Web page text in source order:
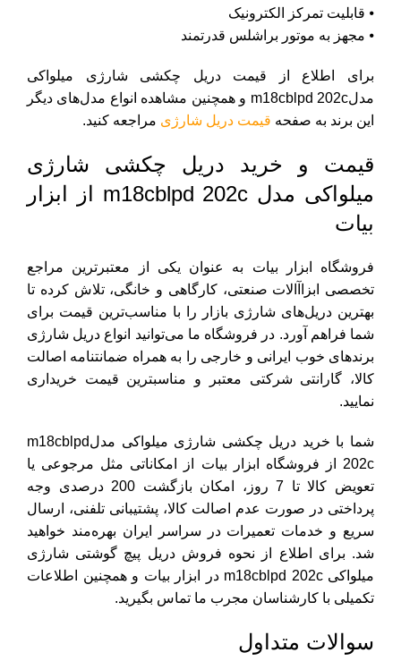
⦁ قابلیت تمرکز الکترونیک
⦁ مجهز به موتور براشلس قدرتمند
برای اطلاع از قیمت دریل چکشی شارژی میلواکی
مدلm18cblpd 202c و همچنین مشاهده انواع مدل­‌های دیگر
این برند به صفحه قیمت دریل شارژی مراجعه کنید.
قیمت و خرید دریل چکشی شارژی
میلواکی مدل m18cblpd 202c از ابزار
بیات
فروشگاه ابزار بیات به عنوان یکی از معتبرترین مراجع
تخصصی ابزاآالات صنعتی، کارگاهی و خانگی، تلاش کرده تا
بهترین دریل‌های شارژی بازار را با مناسب‌ترین قیمت برای
شما فراهم آورد. در فروشگاه ما می‌توانید انواع دریل شارژی‌
برندهای خوب ایرانی و خارجی را به همراه ضمانتنامه اصالت
کالا، گارانتی شرکتی معتبر و مناسبترین قیمت خریداری
نمایید.
شما با خرید دریل چکشی شارژی میلواکی مدلm18cblpd
202c از فروشگاه ابزار بیات از امکاناتی مثل مرجوعی یا
تعویض کالا تا 7 روز، امکان بازگشت 200 درصدی وجه
پرداختی در صورت عدم اصالت کالا، پشتیبانی تلفنی، ارسال
سریع و خدمات تعمیرات در سراسر ایران بهره‌مند خواهید
شد. برای اطلاع از نحوه فروش دریل پیچ گوشتی شارژی
میلواکی m18cblpd 202c در ابزار بیات و همچنین اطلاعات
تکمیلی با کارشناسان مجرب ما تماس بگیرید.
سوالات متداول